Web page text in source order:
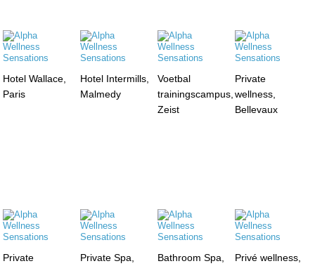
Hotel Wallace,
Paris
Hotel Intermills,
Malmedy
Voetbal
trainingscampus,
Zeist
Private
wellness,
Bellevaux
Private
Private Spa,
Bathroom Spa,
Privé wellness,